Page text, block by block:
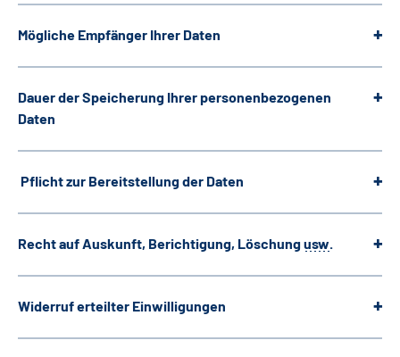
Mögliche Empfänger Ihrer Daten
Dauer der Speicherung Ihrer personenbezogenen
Daten
Pflicht zur Bereitstellung der Daten
Recht auf Auskunft, Berichtigung, Löschungusw.
Widerruf erteilter Einwilligungen